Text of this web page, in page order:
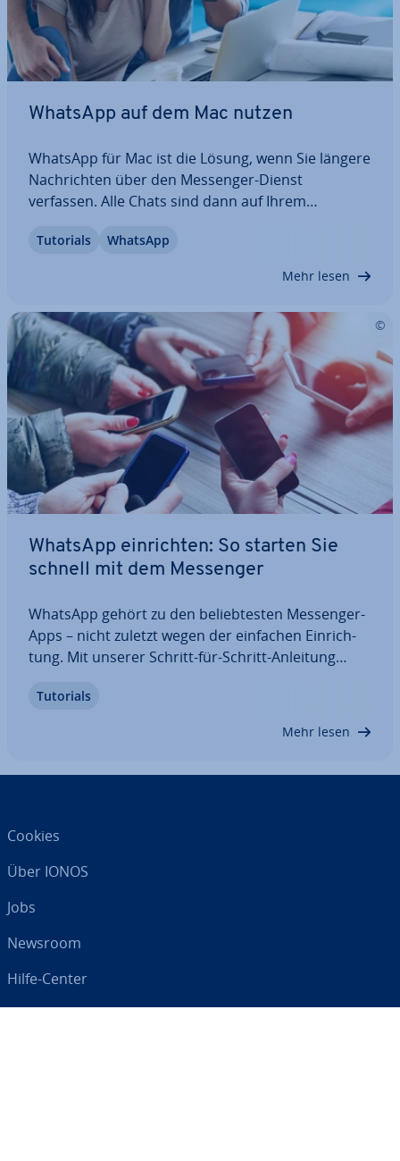
WhatsApp auf dem Mac nutzen
WhatsApp für Mac ist die Lösung, wenn Sie längere
Nach­rich­ten über den Messenger-Dienst
verfassen. Alle Chats sind dann auf Ihrem
Tastatur schreiben können. Wir erklären Ihnen
Tutorials WhatsApp
Mehr lesen
WhatsApp ein­rich­ten: So starten Sie
schnell mit dem Messenger
WhatsApp gehört zu den be­lieb­tes­ten Messenger-
Apps – nicht zuletzt wegen der einfachen Ein­rich­
tung. Mit unserer Schritt-für-Schritt-Anleitung
Account erstellen und sofort alle Funk­tio­nen der
Tutorials
Mehr lesen
Cookies
Über IONOS
Jobs
Newsroom
Hilfe-Center
AGB